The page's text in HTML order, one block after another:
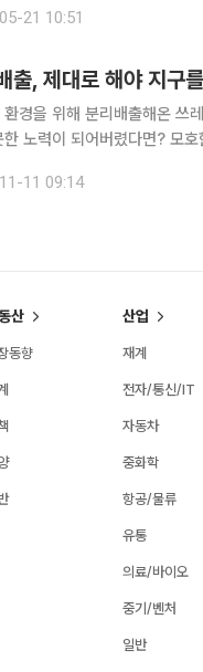
을 평가했다. 이번 1위 선정은
21 10:51
출, 제대로 해야 지구
환경을 위해 분리배출해온 쓰
한 노력이 되어버렸다면? 모
레기가 아니라고요’(슬로비),
11 09:14
산
동향
산업
재계
전자/통신/IT
자동차
중화학
항공/물류
유통
의료/바이오
중기/벤처
일반